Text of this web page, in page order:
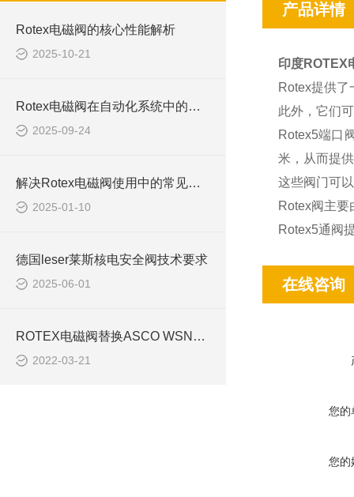
Rotex电磁阀的核心性能解析
2025-10-21
Rotex电磁阀在自动化系统中的稳定表现
2025-09-24
解决Rotex电磁阀使用中的常见问题与技巧
2025-01-10
德国leser莱斯核电安全阀技术要求
2025-06-01
ROTEX电磁阀替换ASCO WSNFET8327B302
2022-03-21
产品详情
印度ROTEX
Rotex提供
此外，它们
Rotex5端口
米，从而提
这些阀门可
Rotex阀主
Rotex5通阀
在线咨询
您的
您的